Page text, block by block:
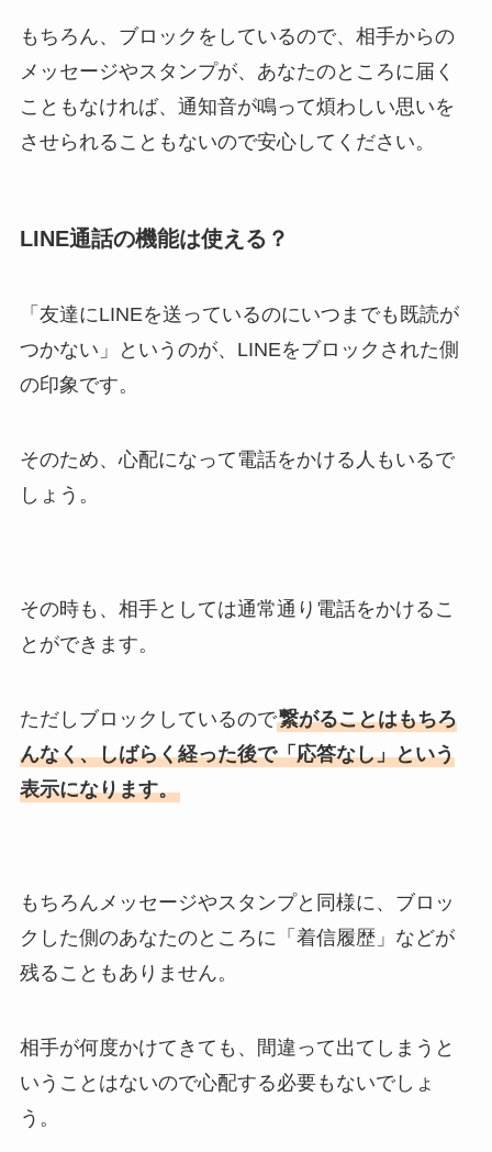
もちろん、ブロックをしているので、相手からの
メッセージやスタンプが、あなたのところに届く
こともなければ、通知音が鳴って煩わしい思いを
させられることもないので安心してください。
LINE通話の機能は使える？
「友達にLINEを送っているのにいつまでも既読が
つかない」というのが、LINEをブロックされた側
の印象です。
そのため、心配になって電話をかける人もいるで
しょう。
その時も、相手としては通常通り電話をかけるこ
とができます。
ただしブロックしているので繋がることはもちろ
んなく、しばらく経った後で「応答なし」という
表示になります。
もちろんメッセージやスタンプと同様に、ブロッ
クした側のあなたのところに「着信履歴」などが
残ることもありません。
相手が何度かけてきても、間違って出てしまうと
いうことはないので心配する必要もないでしょ
う。